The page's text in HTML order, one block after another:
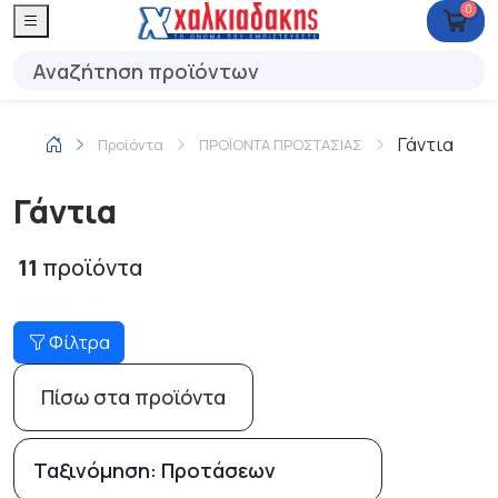
0
Προϊόντα ΠΡΟΪΟΝΤΑ ΠΡΟΣΤΑΣΙΑΣ Γάντια
Γάντια
11 προϊόντα
Φίλτρα
Πίσω στα προϊόντα